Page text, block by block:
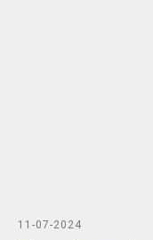
11-07-2024